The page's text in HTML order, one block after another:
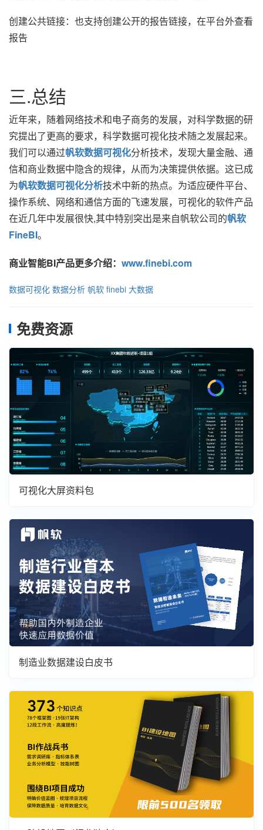
创建公共链接：也支持创建公开的报告链接，在平台外查看
报告
三.总结
近年来，随着网络技术和电子商务的发展，对科学数据的研
究提出了更高的要求，科学数据可视化技术随之发展起来。
我们可以通过帆软数据可视化分析技术，发现大量金融、通
信和商业数据中隐含的规律，从而为决策提供依据。这已成
为帆软数据可视化分析技术中新的热点。为适应硬件平台、
操作系统、网络和通信方面的飞速发展，可视化的软件产品
在近几年中发展很快,其中特别突出是来自帆软公司的帆软
FineBI。
商业智能BI产品更多介绍： www.finebi.com
数据可视化 数据分析 帆软 finebi 大数据
免费资源
可视化大屏资料包
制造业数据建设白皮书